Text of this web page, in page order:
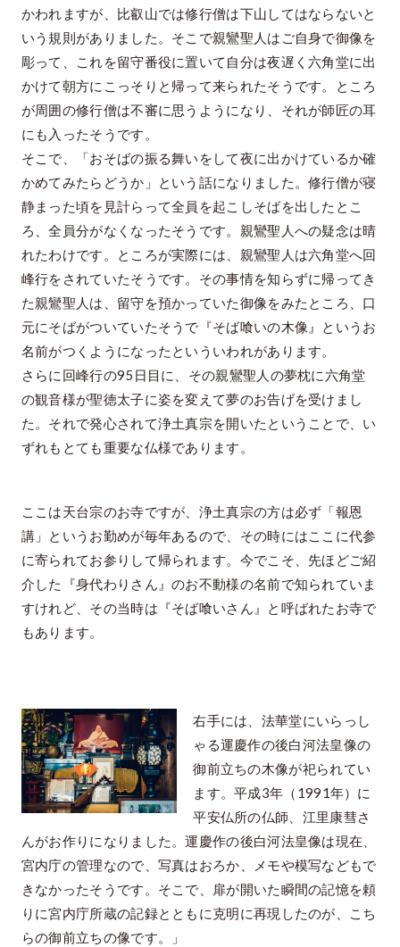
かわれますが、比叡山では修行僧は下山してはならないと
いう規則がありました。そこで親鸞聖人はご自身で御像を
彫って、これを留守番役に置いて自分は夜遅く六角堂に出
かけて朝方にこっそりと帰って来られたそうです。ところ
が周囲の修行僧は不審に思うようになり、それが師匠の耳
にも入ったそうです。
そこで、「おそばの振る舞いをして夜に出かけているか確
かめてみたらどうか」という話になりました。修行僧が寝
静まった頃を見計らって全員を起こしそばを出したとこ
ろ、全員分がなくなったそうです。親鸞聖人への疑念は晴
れたわけです。ところが実際には、親鸞聖人は六角堂へ回
峰行をされていたそうです。その事情を知らずに帰ってき
た親鸞聖人は、留守を預かっていた御像をみたところ、口
元にそばがついていたそうで『そば喰いの木像』というお
名前がつくようになったといういわれがあります。
さらに回峰行の95日目に、その親鸞聖人の夢枕に六角堂
の観音様が聖徳太子に姿を変えて夢のお告げを受けまし
た。それで発心されて浄土真宗を開いたということで、い
ずれもとても重要な仏様であります。
ここは天台宗のお寺ですが、浄土真宗の方は必ず「報恩
講」というお勤めが毎年あるので、その時にはここに代参
に寄られてお参りして帰られます。今でこそ、先ほどご紹
介した『身代わりさん』のお不動様の名前で知られていま
すけれど、その当時は『そば喰いさん』と呼ばれたお寺で
もあります。
右手には、法華堂にいらっし
ゃる運慶作の後白河法皇像の
御前立ちの木像が祀られてい
ます。平成3年（1991年）に
平安仏所の仏師、江里康彗さ
んがお作りになりました。運慶作の後白河法皇像は現在、
宮内庁の管理なので、写真はおろか、メモや模写などもで
きなかったそうです。そこで、扉が開いた瞬間の記憶を頼
りに宮内庁所蔵の記録とともに克明に再現したのが、こち
らの御前立ちの像です。」